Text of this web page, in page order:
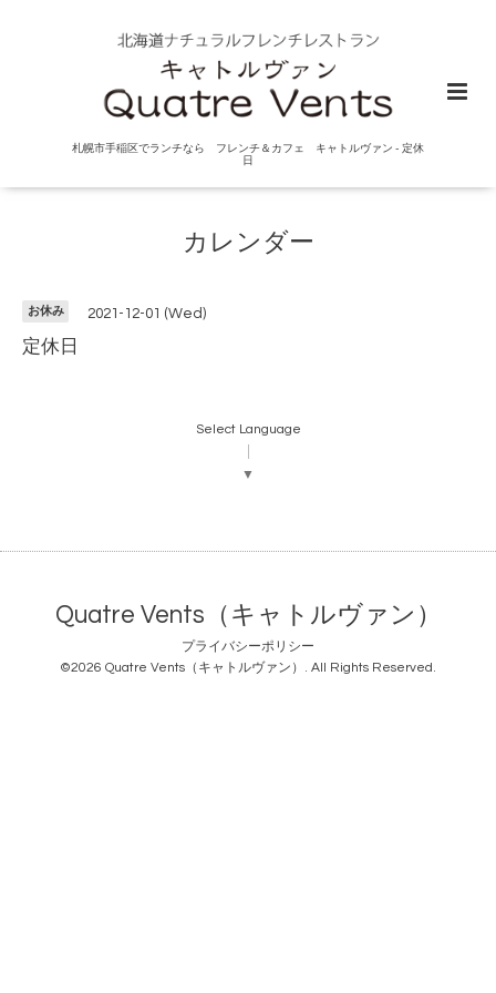
札幌市手稲区でランチなら フレンチ＆カフェ キャトルヴァン - 定休
日
カレンダー
お休み 2021-12-01 (Wed)
定休日
Select Language
▼
Quatre Vents（キャトルヴァン）
プライバシーポリシー
©2026 Quatre Vents（キャトルヴァン） . All Rights Reserved.